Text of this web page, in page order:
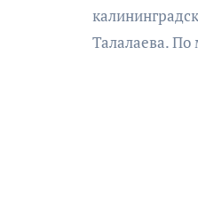
Талалаева.